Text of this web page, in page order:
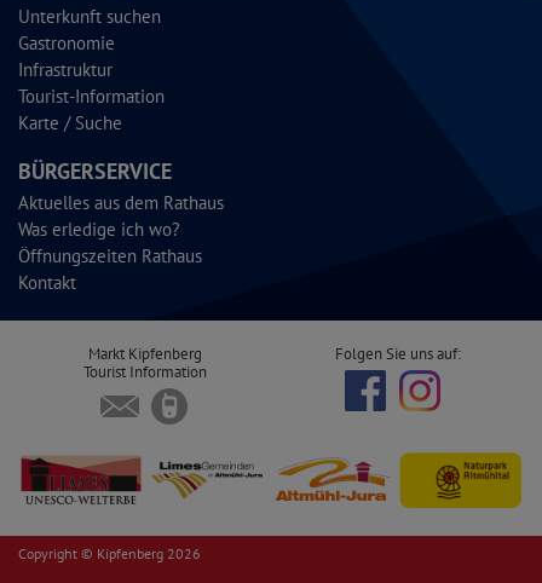
Unterkunft suchen
Gastronomie
Infrastruktur
Tourist-Information
Karte / Suche
BÜRGERSERVICE
Aktuelles aus dem Rathaus
Was erledige ich wo?
Öffnungszeiten Rathaus
Kontakt
Markt Kipfenberg
Tourist Information
Folgen Sie uns auf:
Copyright © Kipfenberg 2026